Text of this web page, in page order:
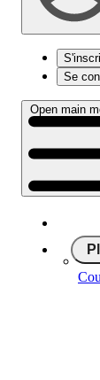
Se
Open main